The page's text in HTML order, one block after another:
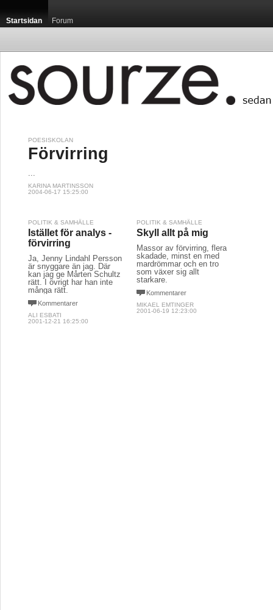
Startsidan Forum
POESISKOLAN
Förvirring
...
KARINA MARTINSSON
2004-06-17 15:25:00
POLITIK & SAMHÄLLE
Istället för analys -
förvirring
Ja, Jenny Lindahl Persson
är snyggare än jag. Där
kan jag ge Mårten Schultz
rätt. I övrigt har han inte
många rätt.
Kommentarer
ALI ESBATI
2001-12-21 16:25:00
POLITIK & SAMHÄLLE
Skyll allt på mig
Massor av förvirring, flera
skadade, minst en med
mardrömmar och en tro
som växer sig allt
starkare.
Kommentarer
MIKAEL EMTINGER
2001-06-19 12:23:00